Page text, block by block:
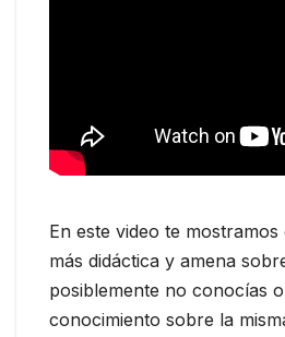
En este video te
más didáctica y amena
posiblemente no conocías
conocimiento sobre la